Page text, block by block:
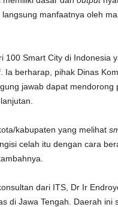
manfaatnya oleh
100 Smart City di Indonesia
Ia berharap, pihak Dinas
jawab dapat mendorong
kabupaten yang melihat
celah itu dengan cara
dari ITS, Dr Ir
di Jawa Tengah. Daerah ini